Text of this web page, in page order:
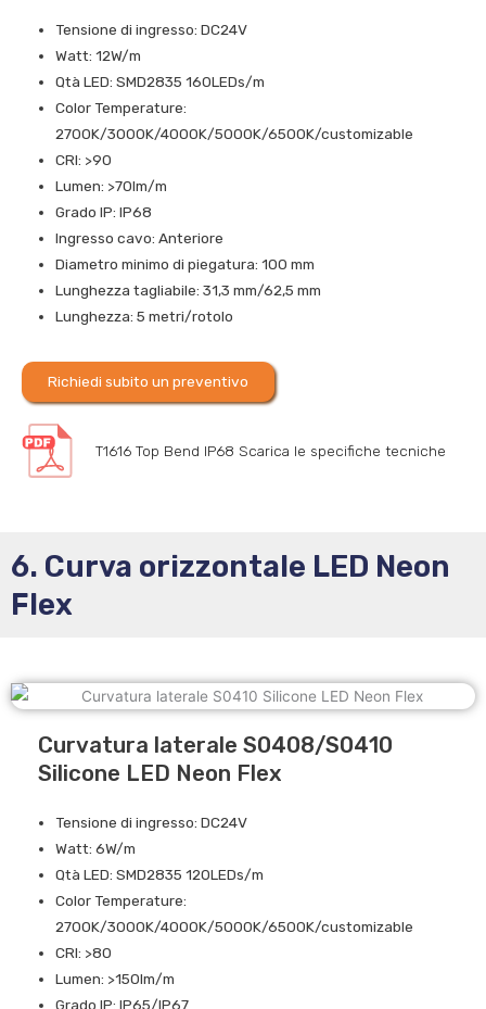
Tensione di ingresso: DC24V
Watt: 12W/m
Qtà LED: SMD2835 160LEDs/m
Color Temperature:
2700K/3000K/4000K/5000K/6500K/customizable
CRI: >90
Lumen: >70lm/m
Grado IP: IP68
Ingresso cavo: Anteriore
Diametro minimo di piegatura: 100 mm
Lunghezza tagliabile: 31,3 mm/62,5 mm
Lunghezza: 5 metri/rotolo
Richiedi subito un preventivo
T1616 Top Bend IP68 Scarica le specifiche tecniche
6. Curva orizzontale LED Neon
Flex
Curvatura laterale S0408/S0410
Silicone LED Neon Flex
Tensione di ingresso: DC24V
Watt: 6W/m
Qtà LED: SMD2835 120LEDs/m
Color Temperature:
2700K/3000K/4000K/5000K/6500K/customizable
CRI: >80
Lumen: >150lm/m
Grado IP: IP65/IP67